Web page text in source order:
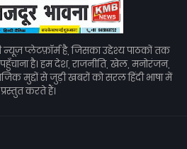
न्यूज़ प्लेटफ़ॉर्म है, जिसका उद्देश्य पाठकों तक
है। हम देश, राजनीति, खेल, मनोरंजन,
मुद्दों से जुड़ी खबरों को सरल हिंदी भाषा में
प्रस्तुत करते हैं।